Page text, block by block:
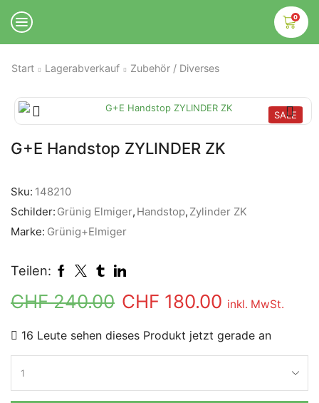
0
Start Lagerabverkauf Zubehör / Diverses
SALE
G+E Handstop ZYLINDER ZK
Sku: 148210
Schilder: Grünig Elmiger, Handstop, Zylinder ZK
Marke: Grünig+Elmiger
Teilen:
CHF240.00 CHF 180.00 inkl. MwSt.
16 Leute sehen dieses Produkt jetzt gerade an